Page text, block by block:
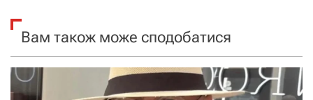
а
Вам також може сподобатися